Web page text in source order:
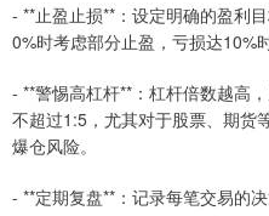
- **止盈止损**：设定明确的盈利
0%时考虑部分止盈，亏损达10%
- **警惕高杠杆**：杠杆倍数越高
不超过1:5，尤其对于股票、期货
爆仓风险。
- **定期复盘**：记录每笔交易的